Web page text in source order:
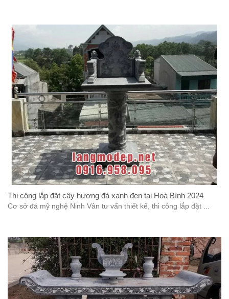
Thi công lắp đặt cây hương đá xanh đen tại Hoà Bình 2024
Cơ sở đá mỹ nghệ Ninh Vân tư vấn thiết kế, thi công lắp đặt ...